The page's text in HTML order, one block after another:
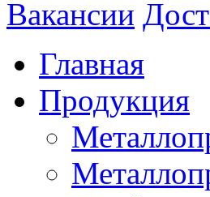
Вакансии
Главная
Продукция